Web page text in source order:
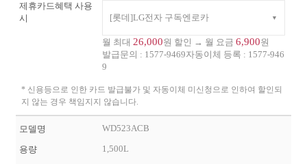
제휴카드혜택 사용
시
[롯데]LG전자 구독엔로카
월 최대 26,000원 할인 → 월 요금 6,900원
발급문의 : 1577-9469자동이체 등록 : 1577-946
9
* 신용등으로 인한 카드 발급불가 및 자동이체 미신청으로 인하여 할인되
지 않는 경우 책임지지 않습니다.
모델명 WD523ACB
용량 1,500L